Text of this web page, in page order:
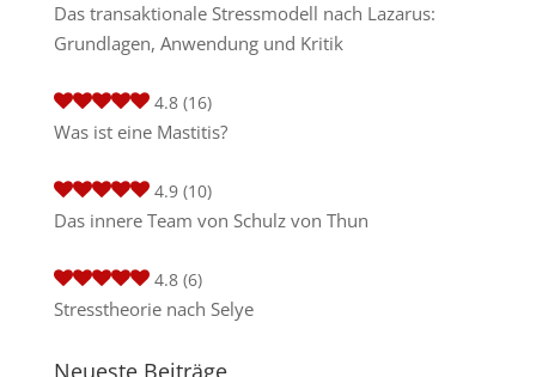
Das transaktionale Stressmodell nach Lazarus:
Grundlagen, Anwendung und Kritik
4.8 (16)
Was ist eine Mastitis?
4.9 (10)
Das innere Team von Schulz von Thun
4.8 (6)
Stresstheorie nach Selye
Neueste Beiträge